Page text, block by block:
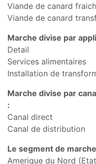
Viande de canard
Viande de canard
Marche divise par
Detail
Services alimentaires
Installation de
Marche divise par
:
Canal direct
Canal de distribution
Le segment de
Amerique du Nord